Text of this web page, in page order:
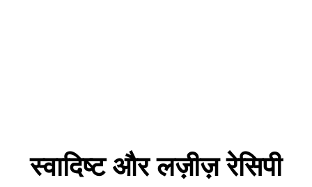
स्वादिष्ट और लज़ीज़ रेसिपी